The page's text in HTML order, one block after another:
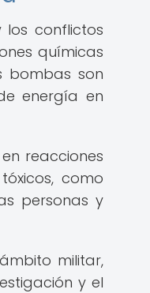
conflictos
químicas
bombas son
energía en
reacciones
como
personas y
militar,
y el